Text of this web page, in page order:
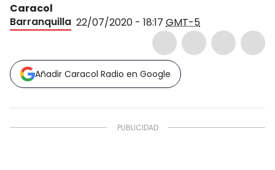
Caracol
Barranquilla 22/07/2020 - 18:17 GMT-5
Añadir Caracol Radio en Google